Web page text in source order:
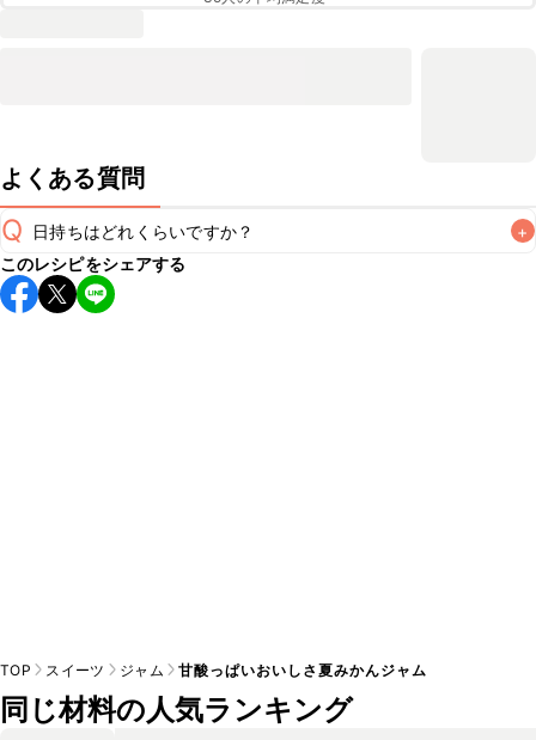
よくある質問
Q 日持ちはどれくらいですか？ +
保存期間は冷蔵で1週間が目安です。なるべくお早めにお召し
上がりください。
このレシピをシェアする
TOP スイーツ ジャム 甘酸っぱいおいしさ夏みかんジャム
同じ材料の人気ランキング